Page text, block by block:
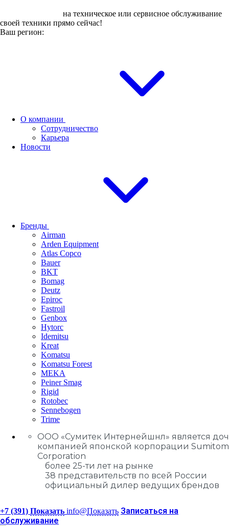
на техническое или сервисное обслуживание
своей техники прямо сейчас!
Ваш регион:
О компании
Сотрудничество
Карьера
Новости
Бренды
Airman
Arden Equipment
Atlas Сopco
Bauer
BKT
Bomag
Deutz
Epiroc
Fastroil
Genbox
Hytorc
Idemitsu
Kreat
Komatsu
Komatsu Forest
MEKA
Peiner Smag
Rigid
Rotobec
Sennebogen
Trime
ООО «Сумитек Интернейшнл» является
компанией японской корпорации
Corporation
более 25-ти лет на рынке
38 представительств по всей России
официальный дилер ведущих брендов
+7 (391) Показать info@Показать Записаться на
обслуживание